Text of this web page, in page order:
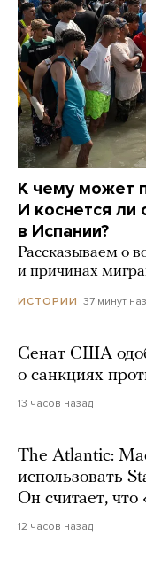
К чему может
И коснется ли
в Испании?
Рассказываем о
и причинах
ИСТОРИИ 37 минут
Сенат США
о санкциях
13 часов назад
The Atlantic:
использовать
Он считает, что
12 часов назад